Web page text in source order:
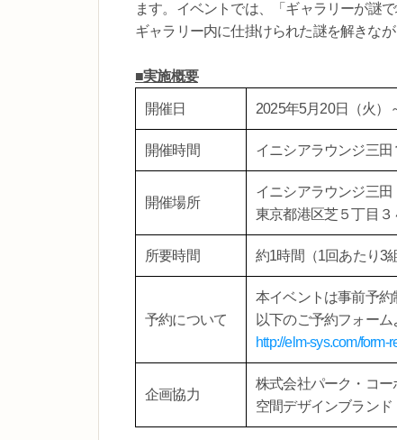
ます。イベントでは、「ギャラリーが謎
ギャラリー内に仕掛けられた謎を解きな
■実施概要
開催日 2025年5月20日（火）
開催時間 イニシアラウンジ三
開催場所
イニシアラウンジ三田
東京都港区芝５丁目３
所要時間 約1時間（1回あたり3
予約について
本イベントは事前予約
以下のご予約フォーム
http://elm-sys.com/
企画協力
株式会社パーク・コー
空間デザインブランド